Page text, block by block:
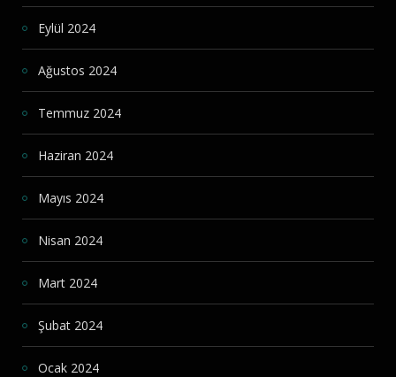
Eylül 2024
Ağustos 2024
Temmuz 2024
Haziran 2024
Mayıs 2024
Nisan 2024
Mart 2024
Şubat 2024
Ocak 2024